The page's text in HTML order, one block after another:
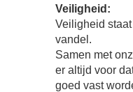
Veiligheid:
Veiligheid
vandel.
Samen met
er altijd voor
goed vast